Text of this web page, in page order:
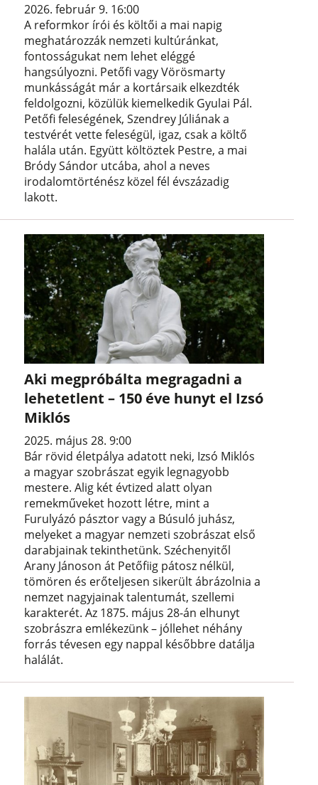
2026. február 9. 16:00
A reformkor írói és költői a mai napig
meghatározzák nemzeti kultúránkat,
fontosságukat nem lehet eléggé
hangsúlyozni. Petőfi vagy Vörösmarty
munkásságát már a kortársaik elkezdték
feldolgozni, közülük kiemelkedik Gyulai Pál.
Petőfi feleségének, Szendrey Júliának a
testvérét vette feleségül, igaz, csak a költő
halála után. Együtt költöztek Pestre, a mai
Bródy Sándor utcába, ahol a neves
irodalomtörténész közel fél évszázadig
lakott.
Aki megpróbálta megragadni a
lehetetlent – 150 éve hunyt el Izsó
Miklós
2025. május 28. 9:00
Bár rövid életpálya adatott neki, Izsó Miklós
a magyar szobrászat egyik legnagyobb
mestere. Alig két évtized alatt olyan
remekműveket hozott létre, mint a
Furulyázó pásztor vagy a Búsuló juhász,
melyeket a magyar nemzeti szobrászat első
darabjainak tekinthetünk. Széchenyitől
Arany Jánoson át Petőfiig pátosz nélkül,
tömören és erőteljesen sikerült ábrázolnia a
nemzet nagyjainak talentumát, szellemi
karakterét. Az 1875. május 28-án elhunyt
szobrászra emlékezünk – jóllehet néhány
forrás tévesen egy nappal későbbre datálja
halálát.